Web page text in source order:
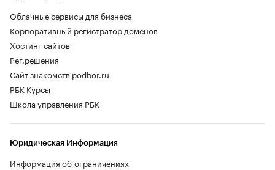
Облачные сервисы для бизнеса
Корпоративный регистратор доменов
Хостинг сайтов
Рег.решения
Сайт знакомств podbor.ru
РБК Курсы
Школа управления РБК
Юридическая Информация
Информация об ограничениях